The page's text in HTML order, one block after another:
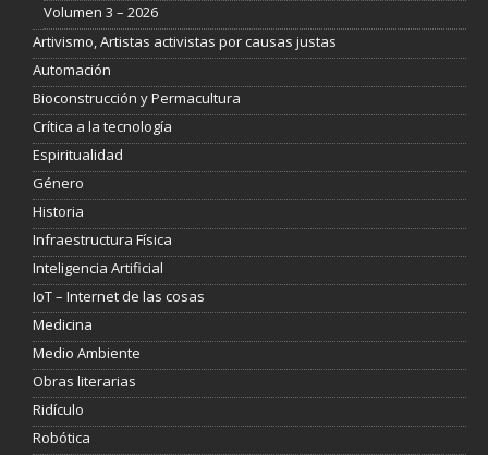
Volumen 3 – 2026
Artivismo, Artistas activistas por causas justas
Automación
Bioconstrucción y Permacultura
Crítica a la tecnología
Espiritualidad
Género
Historia
Infraestructura Física
Inteligencia Artificial
IoT – Internet de las cosas
Medicina
Medio Ambiente
Obras literarias
Ridículo
Robótica